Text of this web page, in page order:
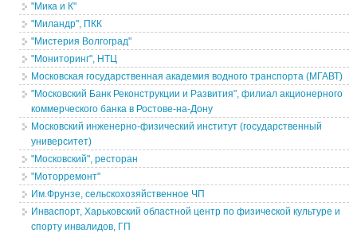
"Мика и К"
"Миландр", ПКК
"Мистерия Волгоград"
"Мониторинг", НТЦ
Московская государственная академия водного транспорта (МГАВТ)
"Московский Банк Реконструкции и Развития", филиал акционерного
коммерческого банка в Ростове-на-Дону
Московский инженерно-физический институт (государственный
университет)
"Московский", ресторан
"Моторремонт"
Им.Фрунзе, сельскохозяйственное ЧП
Инваспорт, Харьковский областной центр по физической культуре и
спорту инвалидов, ГП